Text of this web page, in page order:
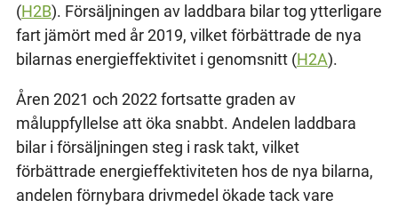
(H2B). Försäljningen av laddbara bilar tog ytterligare
fart jämört med år 2019, vilket förbättrade de nya
bilarnas energieffektivitet i genomsnitt (H2A).
Åren 2021 och 2022 fortsatte graden av
måluppfyllelse att öka snabbt. Andelen laddbara
bilar i försäljningen steg i rask takt, vilket
förbättrade energieffektiviteten hos de nya bilarna,
andelen förnybara drivmedel ökade tack vare